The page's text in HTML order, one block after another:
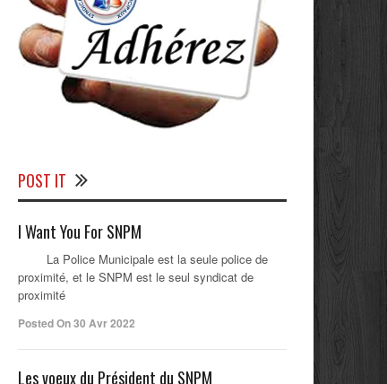
POST IT
I Want You For SNPM
La Police Municipale est la seule police de
proximité, et le SNPM est le seul syndicat de
proximité
Posted On 30 Avr 2022
Les voeux du Président du SNPM